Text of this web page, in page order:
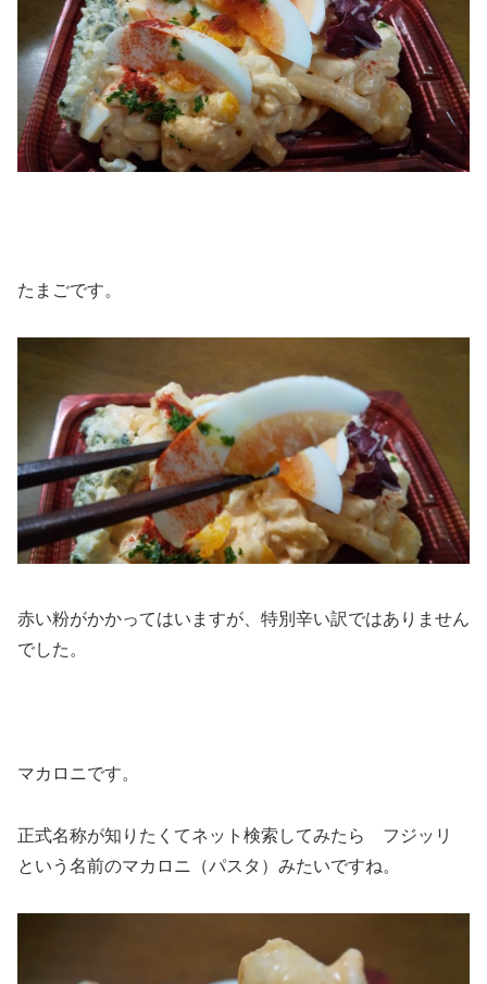
たまごです。
赤い粉がかかってはいますが、特別辛い訳ではありません
でした。
マカロニです。
正式名称が知りたくてネット検索してみたら フジッリ
という名前のマカロニ（パスタ）みたいですね。